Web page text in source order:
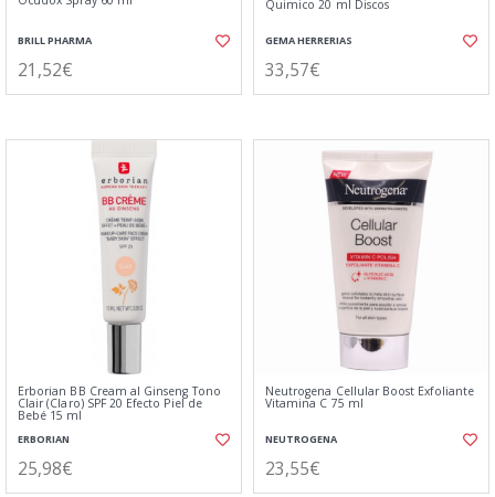
BRILL PHARMA
21,52€
Quimico 20 ml Discos
GEMA HERRERIAS
33,57€
Erborian BB Cream al Ginseng Tono
Clair (Claro) SPF 20 Efecto Piel de
Bebé 15 ml
ERBORIAN
25,98€
Neutrogena Cellular Boost Exfoliante
Vitamina C 75 ml
NEUTROGENA
23,55€